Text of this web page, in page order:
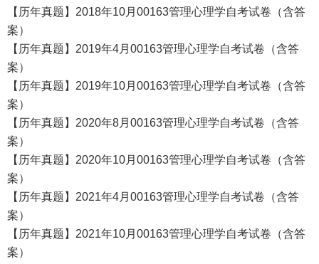
【历年真题】2018年10月00163管理心理学自考试卷（含答
案）
【历年真题】2019年4月00163管理心理学自考试卷（含答
案）
【历年真题】2019年10月00163管理心理学自考试卷（含答
案）
【历年真题】2020年8月00163管理心理学自考试卷（含答
案）
【历年真题】2020年10月00163管理心理学自考试卷（含答
案）
【历年真题】2021年4月00163管理心理学自考试卷（含答
案）
【历年真题】2021年10月00163管理心理学自考试卷（含答
案）